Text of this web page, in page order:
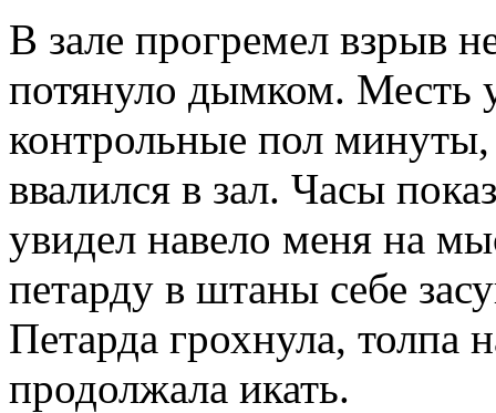
В зале прогремел взрыв
потянуло дымком. Месть
контрольные пол
ввалился в зал. Часы
увидел навело меня на
петарду в штаны себе
Петарда грохнула, толпа
продолжала икать.